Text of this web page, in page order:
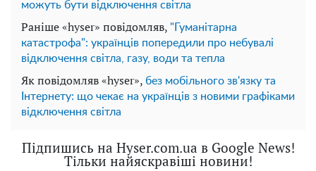
можуть бути відключення світла
Раніше «hyser» повідомляв, "Гуманітарна
катастрофа": українців попередили про небувалі
відключення світла, газу, води та тепла
Як повідомляв «hyser», без мобільного зв'язку та
Інтернету: що чекає на українців з новими графіками
відключення світла
Підпишись на Hyser.com.ua в Google News!
Тільки найяскравіші новини!